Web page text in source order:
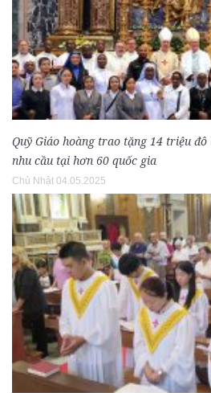
Quỹ Giáo hoàng trao tặng 14 triệu
nhu cầu tại hơn 60 quốc gia
Chủ Nhật 04.05.2025